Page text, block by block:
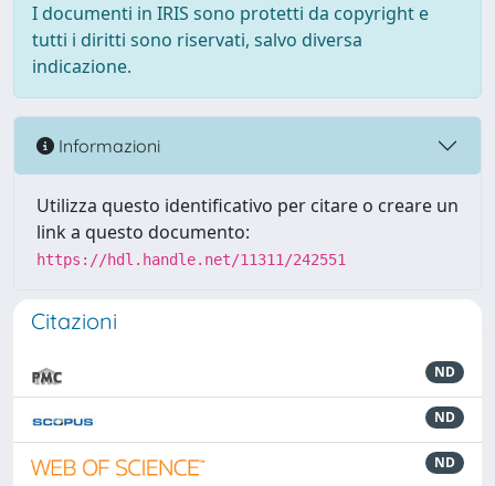
I documenti in IRIS sono protetti da copyright e
tutti i diritti sono riservati, salvo diversa
indicazione.
Informazioni
Utilizza questo identificativo per citare o creare un
link a questo documento:
https://hdl.handle.net/11311/242551
Citazioni
ND
ND
ND